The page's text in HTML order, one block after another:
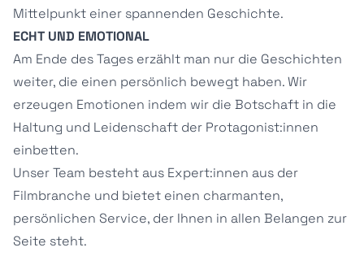
Mittelpunkt einer spannenden Geschichte.
ECHT UND EMOTIONAL
Am Ende des Tages erzählt man nur die Geschichten
weiter, die einen persönlich bewegt haben. Wir
erzeugen Emotionen indem wir die Botschaft in die
Haltung und Leidenschaft der Protagonist:innen
einbetten.
Unser Team besteht aus Expert:innen aus der
Filmbranche und bietet einen charmanten,
persönlichen Service, der Ihnen in allen Belangen zur
Seite steht.